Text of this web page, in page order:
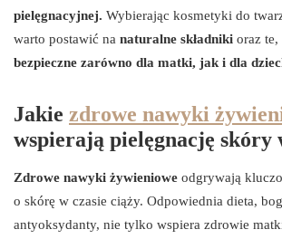
pielęgnacyjnej. Wybierając kosmetyki do
warto postawić na naturalne składniki oraz te,
bezpieczne zarówno dla matki, jak i dla
Jakie zdrowe nawyki
wspierają pielęgnację skóry
Zdrowe nawyki żywieniowe odgrywają
o skórę w czasie ciąży. Odpowiednia dieta,
antyoksydanty, nie tylko wspiera zdrowie